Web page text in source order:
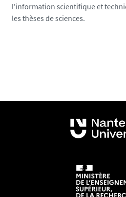
l'information scientifique et
les thèses de sciences.